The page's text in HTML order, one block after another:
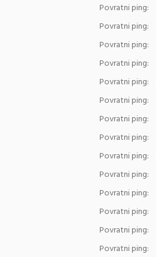
Povratni ping:
Povratni ping:
Povratni ping:
Povratni ping:
Povratni ping:
Povratni ping:
Povratni ping:
Povratni ping:
Povratni ping:
Povratni ping:
Povratni ping:
Povratni ping:
Povratni ping:
Povratni ping: